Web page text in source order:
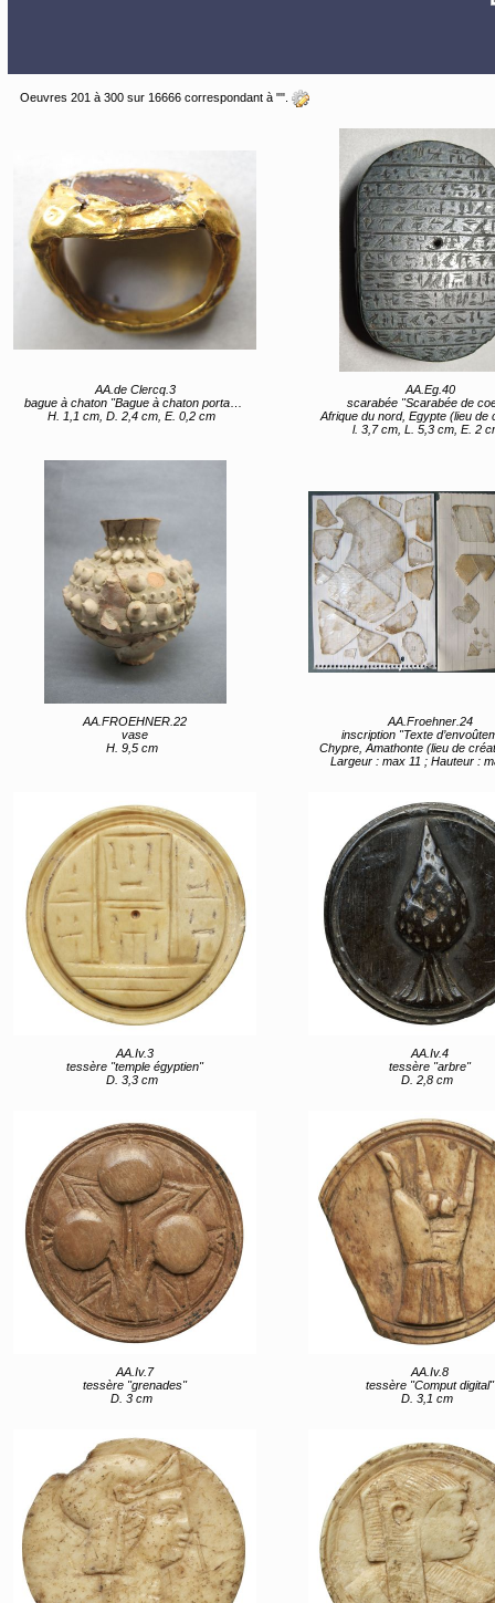
Oeuvres 201 à 300 sur 16666 correspondant à "".
AA.de Clercq.3
bague à chaton "Bague à chaton portant la représentation d’une tête d’homme."
H. 1,1 cm, D. 2,4 cm, E. 0,2 cm
AA.Eg.40
scarabée "Scarabée de
Afrique du nord, Egypte (lieu de
l. 3,7 cm, L. 5,3 cm, E. 2
AA.FROEHNER.22
vase
H. 9,5 cm
AA.Froehner.24
inscription "Texte
Chypre, Amathonte (lieu de création)
Largeur : max 11 ; Hauteur :
AA.Iv.3
tessère "temple égyptien"
D. 3,3 cm
AA.Iv.4
tessère "arbre"
D. 2,8 cm
AA.Iv.7
tessère "grenades"
D. 3 cm
AA.Iv.8
tessère "Comput digital"
D. 3,1 cm